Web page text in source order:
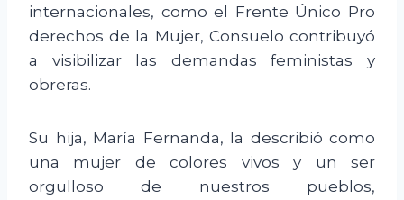
internacionales, como el Frente Único Pro
derechos de la Mujer, Consuelo contribuyó
a visibilizar las demandas feministas y
obreras.
Su hija, María Fernanda, la describió como
una mujer de colores vivos y un ser
orgulloso de nuestros pueblos,